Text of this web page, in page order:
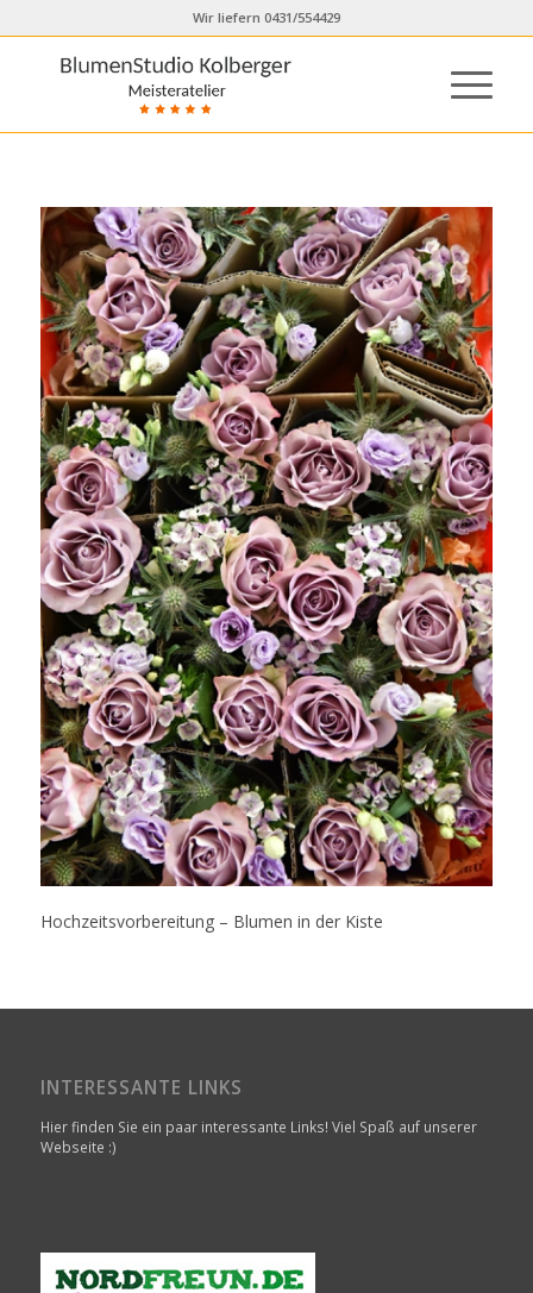
Wir liefern 0431/554429
Hochzeitsvorbereitung – Blumen in der Kiste
INTERESSANTE LINKS
Hier finden Sie ein paar interessante Links! Viel Spaß auf unserer
Webseite :)